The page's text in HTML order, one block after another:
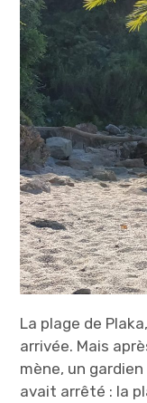
La plage de
arrivée. Mais
mène, un
avait arrêté : la